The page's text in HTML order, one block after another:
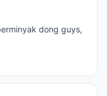
dong guys,